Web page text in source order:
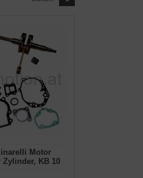
Motor
Zylinder, KB 10